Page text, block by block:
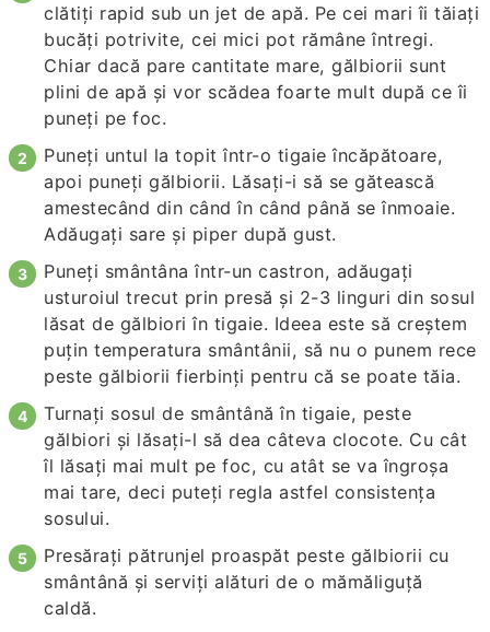
clătiți rapid sub un jet de apă. Pe cei mari îi tăiați
bucăți potrivite, cei mici pot rămâne întregi.
Chiar dacă pare cantitate mare, gălbiorii sunt
plini de apă și vor scădea foarte mult după ce îi
puneți pe foc.
Puneți untul la topit într-o tigaie încăpătoare,
apoi puneți gălbiorii. Lăsați-i să se gătească
amestecând din când în când până se înmoaie.
Adăugați sare și piper după gust.
Puneți smântâna într-un castron, adăugați
usturoiul trecut prin presă și 2-3 linguri din sosul
lăsat de gălbiori în tigaie. Ideea este să creștem
puțin temperatura smântânii, să nu o punem rece
peste gălbiorii fierbinți pentru că se poate tăia.
Turnați sosul de smântână în tigaie, peste
gălbiori și lăsați-l să dea câteva clocote. Cu cât
îl lăsați mai mult pe foc, cu atât se va îngroșa
mai tare, deci puteți regla astfel consistența
sosului.
Presărați pătrunjel proaspăt peste gălbiorii cu
smântână și serviți alături de o mămăliguță
caldă.